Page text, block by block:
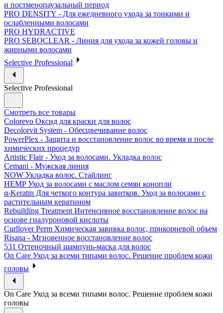
и постменопаузальный период
PRO DENSITY - Для ежедневного ухода за тонкими и
ослабленными волосами
PRO HYDRACTIVE
PRO SEBOCLEAR - Линия для ухода за кожей головы и
жирными волосами
Selective Professional
Selective Professional
Смотреть все товары
Colorevo Оксид для краски для волос
Decolorvit System - Обесцвечивание волос
PowerPlex - Защита и восстановление волос во время и после
химических процедур
Artistic Flair - Уход за волосами. Укладка волос
Cemani - Мужская линия
NOW Укладка волос. Стайлинг
HEMP Уход за волосами с маслом семян конопли
α-Keratin Для четкого контура завитков. Уход за волосами с
растительным кератином
Rebuilding Treatment Интенсивное восстановление волос на
основе гиалуроновой кислоты
Curllover Perm Химическая завивка волос, прикорневой объем
Risana - Мгновенное восстановление волос
531 Оттеночный шампунь-маска для волос
On Care Уход за всеми типами волос. Решение проблем кожи
головы
On Care Уход за всеми типами волос. Решение проблем кожи
головы